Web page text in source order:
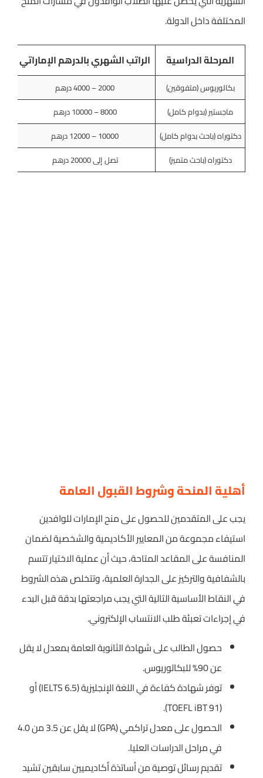
المختلفة داخل الدولة.
المرحلة الدراسية الراتب الشهري بالدرهم الإماراتي
بكالوريوس (متفوقين)
2000 – 4000 درهم
ماجستير (بدوام كامل)
8000 – 10000 درهم
دكتوراه (باحث بدوام كامل)
10000 – 12000 درهم
دكتوراه (باحث متميز)
تصل إلى 20000 درهم
أهلية المنحة وشروط القبول العامة
يجب على المتقدمين للحصول على منح الإمارات للوافدين
استيفاء مجموعة من المعايير الأكاديمية والشخصية لضمان
المنافسة على المقاعد المتاحة، حيث أن عملية الاختيار تتسم
بالشفافية والتركيز على الجدارة العلمية، وتتخلص هذه الشروط
في النقاط الأساسية التالية التي يجب مراجعتها بدقة قبل البدء
في إجراءات تعبئة طلب الانتساب الإلكتروني.
حصول الطالب على شهادة الثانوية العامة بمعدل لا يقل
عن 90% للبكالوريوس.
توفر شهادة كفاءة في اللغة الإنجليزية (IELTS 6.5) أو
(TOEFL iBT 91).
الحصول على معدل تراكمي (GPA) لا يقل عن 3.5 من 4.0
في مراحل الدراسات العليا.
تقديم رسائل توصية من أساتذة أكاديميين سابقين تشيد